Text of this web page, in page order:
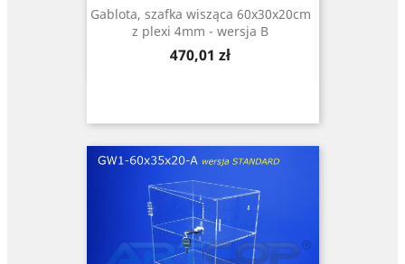
Gablota, szafka wisząca 60x30x20cm
z plexi 4mm - wersja B
Cena
470,01 zł